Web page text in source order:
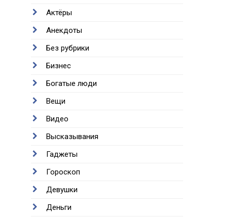
Актёры
Анекдоты
Без рубрики
Бизнес
Богатые люди
Вещи
Видео
Высказывания
Гаджеты
Гороскоп
Девушки
Деньги